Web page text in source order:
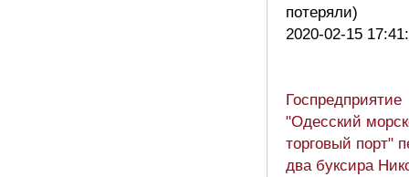
потеряли)
2020-02-15
Госпредприятие
"Одесский
торговый порт"
два буксира